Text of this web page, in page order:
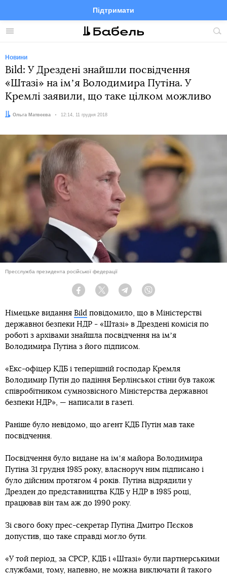
Меню
Підтримати
FacebookTelegramTwitter
Новини
Bild: У Дрездені знайшли посвідчення
«Штазі» на імʼя Володимира Путіна. У
Кремлі заявили, що таке цілком можливо
Автор:
Ольга Матвєєва Дата:
12:14, 11 грудня 2018
Пресслужба президента російської федерації
Facebook Twitter Telegram
Німецьке видання Bild повідомило, що в Міністерстві
державної безпеки НДР - «Штазі» в Дрездені комісія по
роботі з архівами знайшла посвідчення на імʼя
Володимира Путіна з його підписом.
«Екс-офіцер КДБ і теперішній господар Кремля
Володимир Путін до падіння Берлінської стіни був також
співробітником сумнозвісного Міністерства державної
безпеки НДР», — написали в газеті.
Раніше було невідомо, що агент КДБ Путін мав таке
посвідчення.
Посвідчення було видане на імʼя майора Володимира
Путіна 31 грудня 1985 року, власноруч ним підписано і
було дійсним протягом 4 років. Путіна відрядили у
Дрезден до представництва КДБ у НДР в 1985 році,
працював він там аж до 1990 року.
Зі свого боку прес-секретар Путіна Дмитро Пєсков
допустив, що таке справді могло бути.
«У той період, за СРСР, КДБ і «Штазі» були партнерськими
службами, тому, напевно, не можна виключати й такого